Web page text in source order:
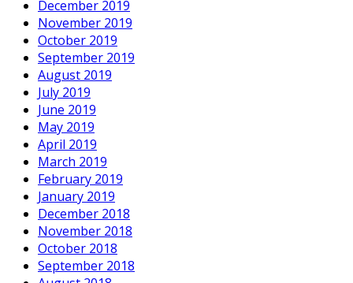
December 2019
November 2019
October 2019
September 2019
August 2019
July 2019
June 2019
May 2019
April 2019
March 2019
February 2019
January 2019
December 2018
November 2018
October 2018
September 2018